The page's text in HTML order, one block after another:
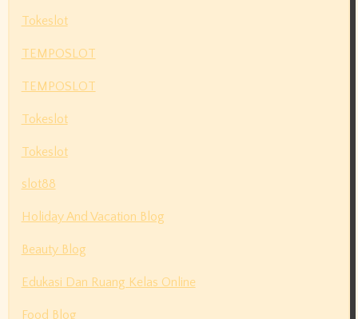
Tokeslot
TEMPOSLOT
TEMPOSLOT
Tokeslot
Tokeslot
slot88
Holiday And Vacation Blog
Beauty Blog
Edukasi Dan Ruang Kelas Online
Food Blog